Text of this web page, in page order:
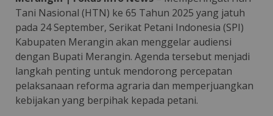
Tani Nasional (HTN) ke 65 Tahun 2025 yang jatuh
pada 24 September, Serikat Petani Indonesia (SPI)
Kabupaten Merangin akan menggelar audiensi
dengan Bupati Merangin. Agenda tersebut menjadi
langkah penting untuk mendorong percepatan
pelaksanaan reforma agraria dan memperjuangkan
kebijakan yang berpihak kepada petani.